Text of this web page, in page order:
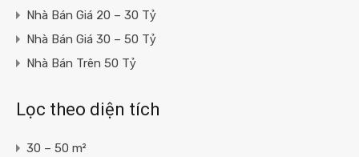
Nhà Bán Giá 20 – 30 Tỷ
Nhà Bán Giá 30 – 50 Tỷ
Nhà Bán Trên 50 Tỷ
Lọc theo diện tích
30 – 50 m²